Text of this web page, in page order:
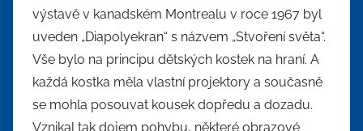
výstavě v kanadském Montrealu v roce 1967 byl
uveden „Diapolyekran“ s názvem „Stvoření světa“.
Vše bylo na principu dětských kostek na hraní. A
každá kostka měla vlastní projektory a současně
se mohla posouvat kousek dopředu a dozadu.
Vznikal tak dojem pohybu, některé obrazové